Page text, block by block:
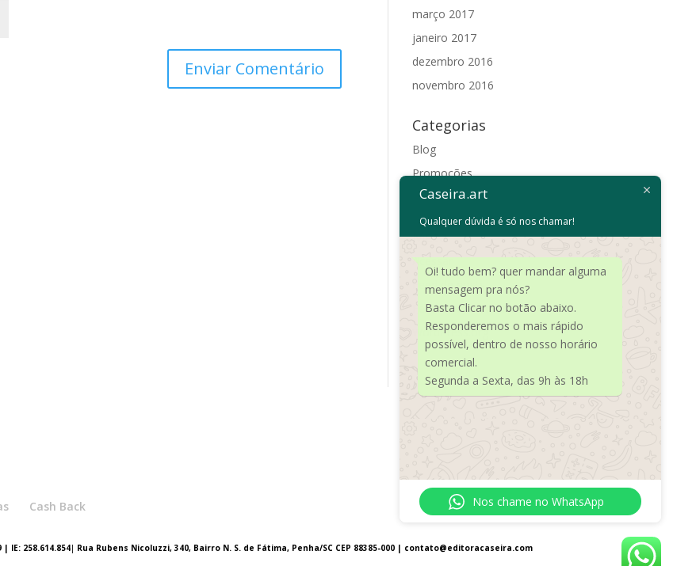
março 2017
janeiro 2017
dezembro 2016
novembro 2016
Categorias
Blog
Promoções
Sem categoria
Meta
Acessar
Feed de posts
Feed de comentários
WordPress.org
Cash Back
IE: 258.614.854| Rua Rubens Nicoluzzi, 340, Bairro N. S. de Fátima, Penha/SC CEP 88385-000 | contato@editoracaseira.com
Caseira.art
Qualquer dúvida é só nos chamar!
Oi! tudo bem? quer mandar alguma
mensagem pra nós?
Basta Clicar no botão abaixo.
Responderemos o mais rápido
possível, dentro de nosso horário
comercial.
Segunda a Sexta, das 9h às 18h
Nos chame no WhatsApp